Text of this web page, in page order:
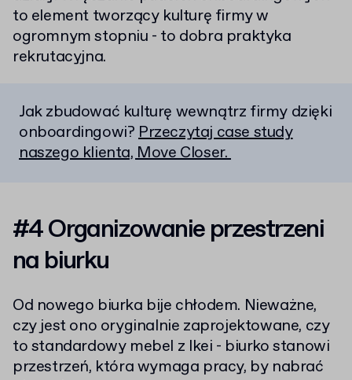
to element tworzący kulturę firmy w
ogromnym stopniu - to dobra praktyka
rekrutacyjna.
Jak zbudować kulturę wewnątrz firmy dzięki
onboardingowi?Przeczytaj case study
naszego klienta, Move Closer.
#4 Organizowanie przestrzeni
na biurku
Od nowego biurka bije chłodem. Nieważne,
czy jest ono oryginalnie zaprojektowane, czy
to standardowy mebel z Ikei - biurko stanowi
przestrzeń, która wymaga pracy, by nabrać